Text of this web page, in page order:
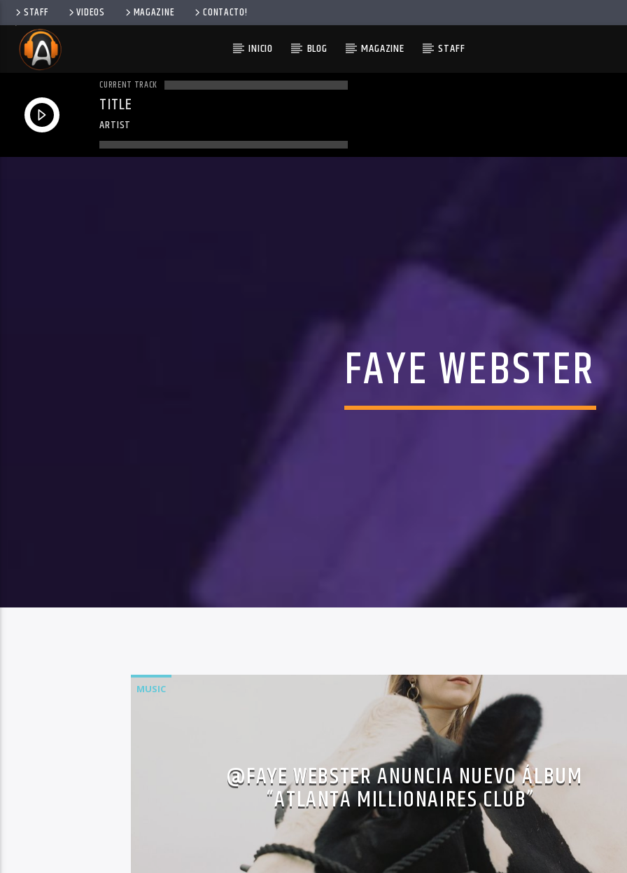
STAFF VIDEOS MAGAZINE CONTACTO!
INICIO BLOG MAGAZINE STAFF
CURRENT TRACK
TITLE
ARTIST
FAYE WEBSTER
MUSIC
@FAYE WEBSTER ANUNCIA NUEVO ÁLBUM
“ATLANTA MILLIONAIRES CLUB”